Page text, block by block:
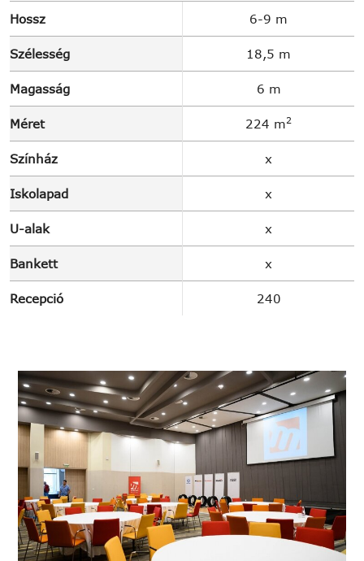
Hossz 6-9 m
Szélesség 18,5 m
Magasság 6 m
Méret 224 m2
Színház x
Iskolapad x
U-alak x
Bankett x
Recepció 240